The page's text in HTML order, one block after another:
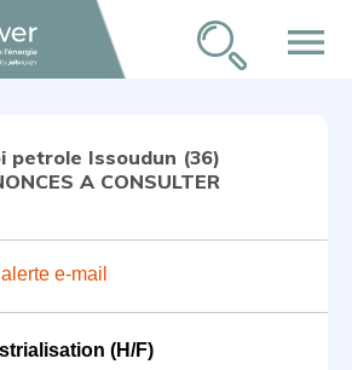
menu
petrole Issoudun (36)
A CONSULTER
e-mail
(H/F)